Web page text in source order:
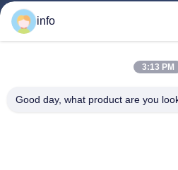
Αρχική
Προϊόντα
Ξενάγηση Στο Εργοστάσιο
info
3:13 PM
Good day, what product are you